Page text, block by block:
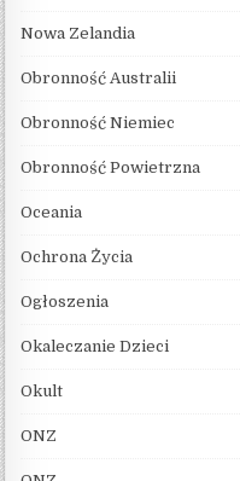
Nowa Zelandia
Obronność Australii
Obronność Niemiec
Obronność Powietrzna
Oceania
Ochrona Życia
Ogłoszenia
Okaleczanie Dzieci
Okult
ONZ